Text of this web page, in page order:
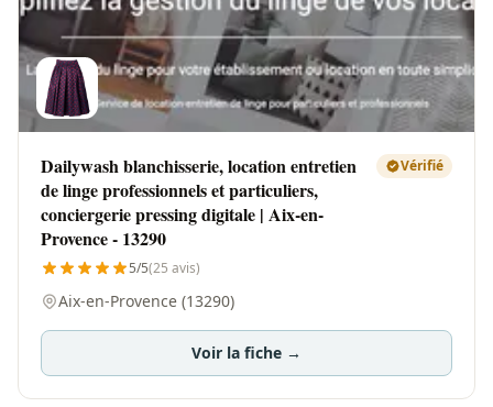
Dailywash blanchisserie, location entretien
de linge professionnels et particuliers,
conciergerie pressing digitale | Aix-en-
Provence - 13290
Vérifié
5/5(25 avis)
Aix-en-Provence (13290)
Voir la fiche →